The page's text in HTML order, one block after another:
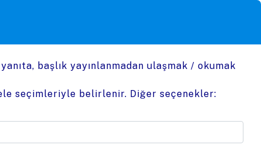
başlık yayınlanmadan ulaşmak / okumak
seçimleriyle belirlenir. Diğer seçenekler: